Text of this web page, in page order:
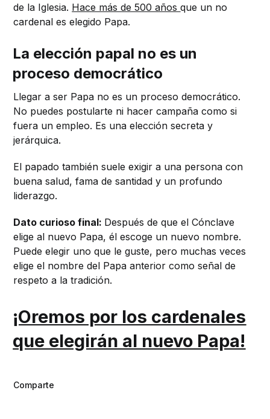
de la Iglesia. Hace más de 500 añosque un no
cardenal es elegido Papa.
La elección papal no es un
proceso democrático
Llegar a ser Papa no es un proceso democrático.
No puedes postularte ni hacer campaña como si
fuera un empleo. Es una elección secreta y
jerárquica.
El papado también suele exigir a una persona con
buena salud, fama de santidad y un profundo
liderazgo.
Dato curioso final: Después de que el Cónclave
elige al nuevo Papa, él escoge un nuevo nombre.
Puede elegir uno que le guste, pero muchas veces
elige el nombre del Papa anterior como señal de
respeto a la tradición.
¡Oremos por los cardenales
que elegirán al nuevo Papa!
Comparte